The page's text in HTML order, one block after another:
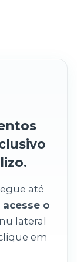
até
acesse o
lateral
em